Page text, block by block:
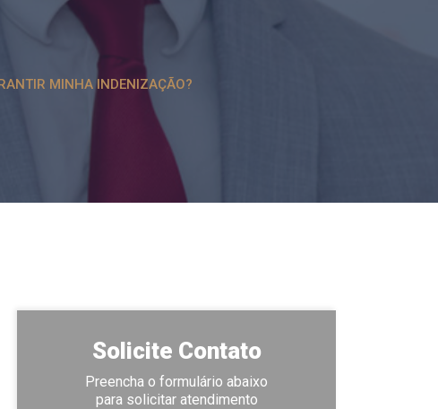
MINHA INDENIZAÇÃO?
Solicite Contato
Preencha o formulário abaixo
para solicitar atendimento